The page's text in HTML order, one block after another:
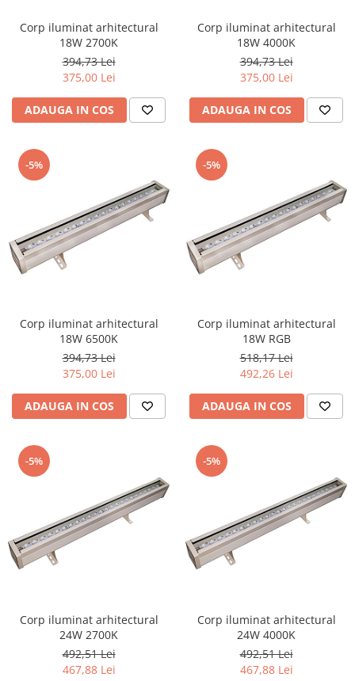
Corp iluminat arhitectural
18W 2700K
394,73 Lei
375,00 Lei
ADAUGA IN COS
Corp iluminat arhitectural
18W 4000K
394,73 Lei
375,00 Lei
ADAUGA IN COS
-5%
Corp iluminat arhitectural
18W 6500K
394,73 Lei
375,00 Lei
ADAUGA IN COS
-5%
Corp iluminat arhitectural
18W RGB
518,17 Lei
492,26 Lei
ADAUGA IN COS
-5%
Corp iluminat arhitectural
24W 2700K
492,51 Lei
467,88 Lei
-5%
Corp iluminat arhitectural
24W 4000K
492,51 Lei
467,88 Lei